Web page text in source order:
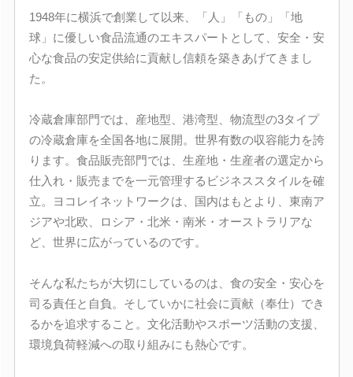
1948年に横浜で創業して以来、「人」「もの」「地
球」に優しい食品流通のエキスパートとして、安全・安
心な食品の安定供給に貢献し信頼を築きあげてきまし
た。
冷蔵倉庫部門では、産地型、港湾型、物流型の3タイプ
の冷蔵倉庫を全国各地に展開。世界有数の収容能力を誇
ります。食品販売部門では、生産地・生産者の選定から
仕入れ・販売までを一元管理するビジネススタイルを確
立。ヨコレイネットワークは、国内はもとより、東南ア
ジアや北欧、ロシア・北米・南米・オーストラリアな
ど、世界に広がっているのです。
そんな私たちが大切にしているのは、食の安全・安心を
司る責任と自負。そしていかに社会に貢献（奉仕）でき
るかを追求すること。文化活動やスポーツ活動の支援、
環境負荷軽減への取り組みにも熱心です。